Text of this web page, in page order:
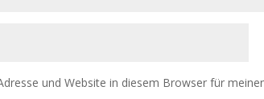
und Website in diesem Browser für